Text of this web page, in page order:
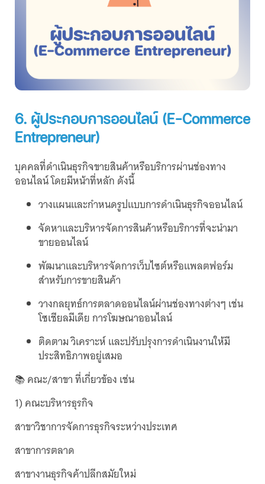
6. ผู้ประกอบการออนไลน์ (E-Commerce
Entrepreneur)
บุคคลที่ดำเนินธุรกิจขายสินค้าหรือบริการผ่านช่องทาง
ออนไลน์ โดยมีหน้าที่หลัก ดังนี้
วางแผนและกำหนดรูปแบบการดำเนินธุรกิจออนไลน์
จัดหาและบริหารจัดการสินค้าหรือบริการที่จะนำมา
ขายออนไลน์
พัฒนาและบริหารจัดการเว็บไซต์หรือแพลตฟอร์ม
สำหรับการขายสินค้า
วางกลยุทธ์การตลาดออนไลน์ผ่านช่องทางต่างๆ เช่น
โซเชียลมีเดีย การโฆษณาออนไลน์
ติดตาม วิเคราะห์ และปรับปรุงการดำเนินงานให้มี
ประสิทธิภาพอยู่เสมอ
📚 คณะ/สาขา ที่เกี่ยวข้อง เช่น
1) คณะบริหารธุรกิจ
สาขาวิชาการจัดการธุรกิจระหว่างประเทศ
สาขาการตลาด
สาขางานธุรกิจค้าปลีกสมัยใหม่